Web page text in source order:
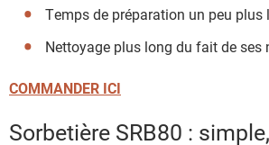
Temps de préparation un peu
Nettoyage plus long du fait de ses
COMMANDER ICI
Sorbetière SRB80 :